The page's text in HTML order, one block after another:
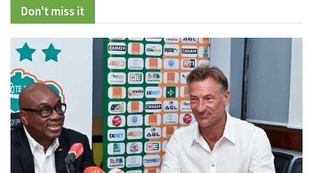
Don't miss it